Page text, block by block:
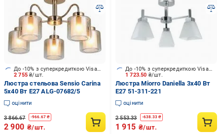
2 755₴/шт.
До -10% з суперкредиткою Visa Вигода
Люстра стельова Sensio Carina
5x40 Вт E27 ALG-07682/5
оцінити
3 866.67 -966.67 ₴
2 900 ₴/шт.
1 723.50 ₴/шт.
До -10% з суперкредиткою Visa Вигода
Люстра Miorro Daniella 3x40 Вт
E27 51-311-221
оцінити
2 553.33 -638.33₴
1 915 ₴/шт.